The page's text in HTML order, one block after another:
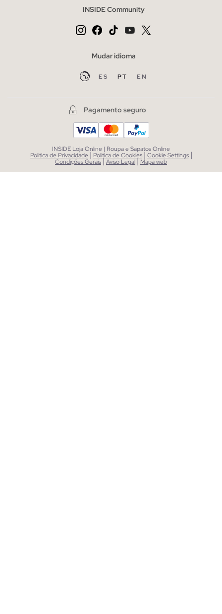
INSIDE Community
Mudar idioma
ES PT EN
Pagamento seguro
INSIDE Loja Online | Roupa e Sapatos Online
Política de Privacidade | Política de Cookies | Cookie Settings |
Condições Gerais|Aviso Legal| Mapa web